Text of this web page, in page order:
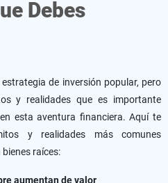
Debes
de inversión popular, pero
y realidades que es importante
esta aventura financiera. Aquí te
y realidades más comunes
raíces:
aumentan de valor